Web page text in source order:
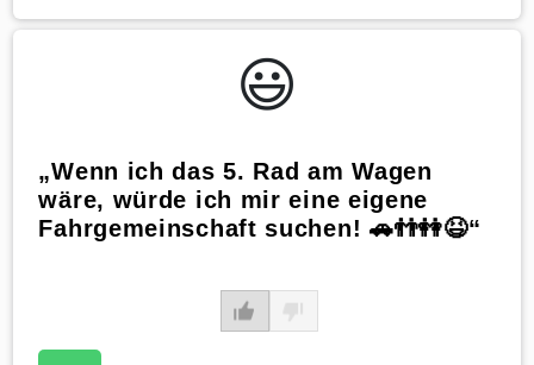
😃️
„Wenn ich das 5. Rad am Wagen
wäre, würde ich mir eine eigene
Fahrgemeinschaft suchen! 🚗👬👭😆“